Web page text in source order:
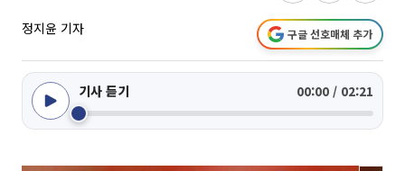
정지윤 기자 구글 선호매체 추가
기사 듣기 00:00 / 02:21